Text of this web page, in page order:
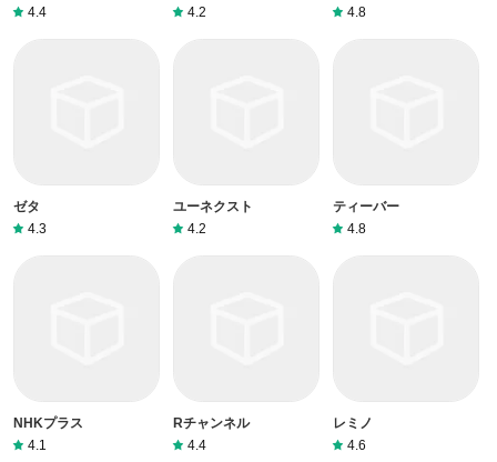
4.4
4.2
4.8
ゼタ
4.3
ユーネクスト
4.2
ティーバー
4.8
NHKプラス
4.1
Rチャンネル
4.4
レミノ
4.6